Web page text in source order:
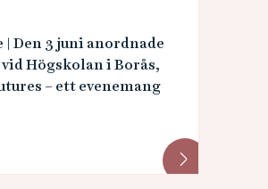
| Den 3 juni anordnade
Högskolan i Borås,
– ett evenemang